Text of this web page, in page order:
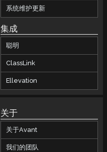
系统维护更新
集成
聪明
ClassLink
Ellevation
关于
关于Avant
我们的团队